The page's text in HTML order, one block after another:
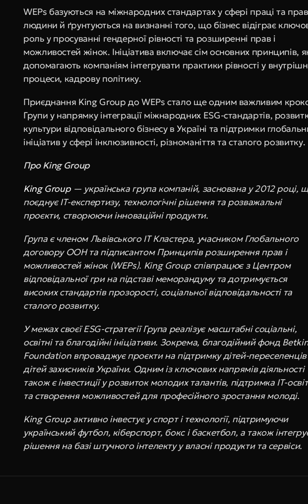
WEPs базуються на міжнародних стандартах у сфері праці та прав
людини й ґрунтуються на визнанні того, що бізнес відіграє
роль у просуванні гендерної рівності та розширенні прав і
можливостей жінок. Ініціатива включає сім основних принципів,
допомагають компаніям інтегрувати практики рівності у
процеси, кадрову політику.
Приєднання King Group до WEPs стало ще одним важливим
Групи у напрямку інтеграції міжнародних ESG-стандартів,
культури відповідального бізнесу в Україні та підтримки
ініціатив у сфері інклюзивності, різноманіття та сталого розвитку.
Про King Group
King Group — українська група компаній, заснована у 2012 році,
поєднує ІТ-експертизу, технологічні рішення та розважальні
проєкти, створюючи інноваційні продукти.
Група є членом Львівського IT Кластера, учасником Глобального
договору ООН та підписантом Принципів розширення прав і
можливостей жінок (WEPs). King Group співпрацює з Центром
відповідальної гри на підставі меморандуму та дотримується
високих стандартів прозорості, соціальної відповідальності та
сталого розвитку.
У межах своєї ESG-стратегії Група реалізує масштабні соціальні,
освітні та благодійні ініціативи. Зокрема, благодійний фонд
Foundation впроваджує проєкти на підтримку дітей-переселенців
дітей захисників України. Одним із ключових напрямів діяльності
також є інвестиції у розвиток молодих талантів, підтримка ІТ-
та створення можливостей для професійного зростання молоді.
King Group активно інвестує у спорт і технології, підтримуючи
український футбол, кіберспорт, бокс і баскетбол, а також
рішення на базі штучного інтелекту у власні продукти та сервіси.